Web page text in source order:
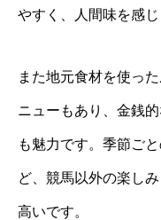
やすく、人間味を感
また地元食材を使っ
ニューもあり、金銭
も魅力です。季節ご
ど、競馬以外の楽し
高いです。